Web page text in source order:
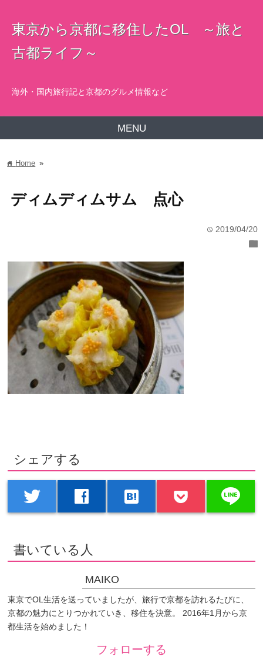
東京から京都に移住したOL ～旅と
古都ライフ～
海外・国内旅行記と京都のグルメ情報など
MENU
home Home »
ディムディムサム 点心
time 2019/04/20
folder
シェアする
twitter facebook hatenabookmark line
書いている人
MAIKO
東京でOL生活を送っていましたが、旅行で京都を訪れるたびに、
京都の魅力にとりつかれていき、移住を決意。 2016年1月から京
都生活を始めました！
フォローする